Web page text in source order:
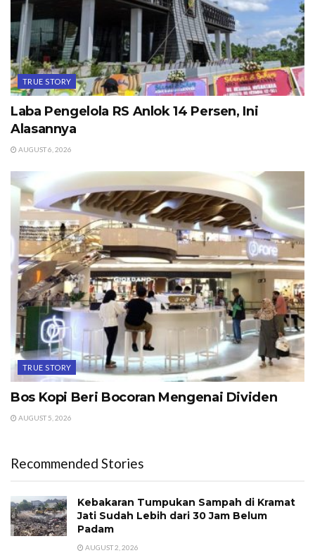
TRUE STORY
Laba Pengelola RS Anlok 14 Persen, Ini
Alasannya
AUGUST 6, 2026
TRUE STORY
Bos Kopi Beri Bocoran Mengenai Dividen
AUGUST 5, 2026
Recommended Stories
Kebakaran Tumpukan Sampah di Kramat
Jati Sudah Lebih dari 30 Jam Belum
Padam
AUGUST 2, 2026